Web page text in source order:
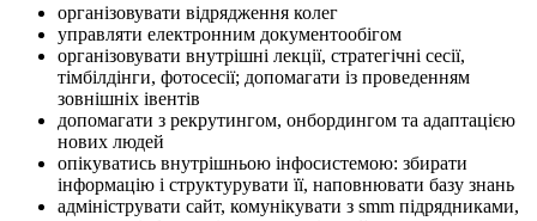
організовувати відрядження колег
управляти електронним документообігом
організовувати внутрішні лекції, стратегічні сесії,
тімбілдінги, фотосесії; допомагати із проведенням
зовнішніх івентів
допомагати з рекрутингом, онбордингом та адаптацією
нових людей
опікуватись внутрішньою інфосистемою: збирати
інформацію і структурувати її, наповнювати базу знань
адмініструвати сайт, комунікувати з smm підрядниками,